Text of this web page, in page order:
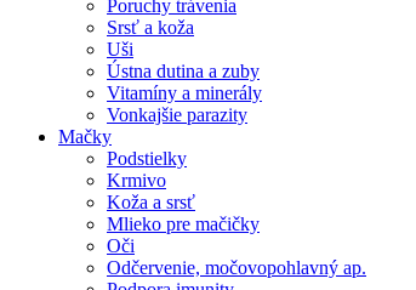
Poruchy trávenia
Srsť a koža
Uši
Ústna dutina a zuby
Vitamíny a minerály
Vonkajšie parazity
Mačky
Podstielky
Krmivo
Koža a srsť
Mlieko pre mačičky
Oči
Odčervenie, močovopohlavný ap.